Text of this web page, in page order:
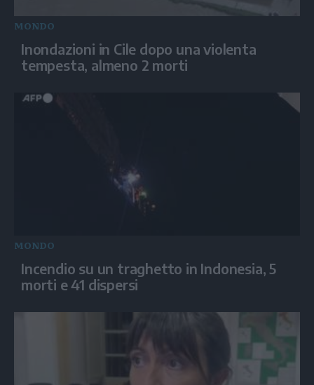
MONDO
Inondazioni in Cile dopo una violenta
tempesta, almeno 2 morti
MONDO
Incendio su un traghetto in Indonesia, 5
morti e 41 dispersi